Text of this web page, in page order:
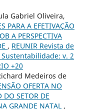
Gabriel Oliveira,
PARA A EFETIVAÇÃO
A PERSPECTIVA
, REUNIR Revista de
v. 2
+20
Medeiros de
OFERTA NO
DO SETOR DE
GRANDE NATAL ,